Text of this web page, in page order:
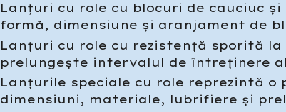
Lanțuri cu role cu blocuri de cauciuc
formă, dimensiune și aranjament de
Lanțuri cu role cu rezistență sporită
prelungește intervalul de întreținere
Lanțurile speciale cu role reprezintă
dimensiuni, materiale, lubrifiere și